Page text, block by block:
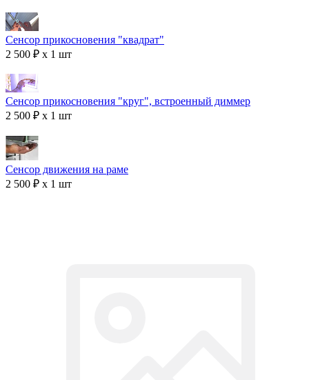
Сенсор прикосновения "квадрат"
2 500 ₽ x 1 шт
Сенсор прикосновения "круг", встроенный диммер
2 500 ₽ x 1 шт
Сенсор движения на раме
2 500 ₽ x 1 шт